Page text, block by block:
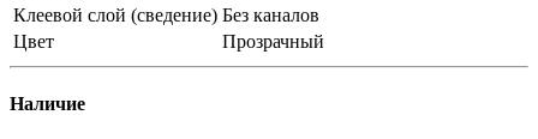
Клеевой слой (сведение) Без каналов
Цвет
Прозрачный
Наличие